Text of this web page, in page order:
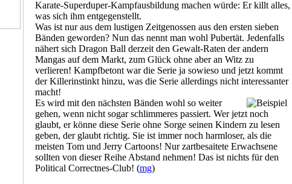
Karate-Superduper-Kampfausbildung machen würde: Er killt alles,
was sich ihm entgegenstellt.
Was ist nur aus dem lustigen Zeitgenossen aus den ersten sieben
Bänden geworden? Nun das nennt man wohl Pubertät. Jedenfalls
nähert sich Dragon Ball derzeit den Gewalt-Raten der andern
Mangas auf dem Markt, zum Glück ohne aber an Witz zu
verlieren! Kampfbetont war die Serie ja sowieso und jetzt kommt
der Killerinstinkt hinzu, was die Serie allerdings nicht interessanter
macht!
Es wird mit den nächsten Bänden wohl so weiter
gehen, wenn nicht sogar schlimmeres passiert. Wer jetzt noch
glaubt, er könne diese Serie ohne Sorge seinen Kindern zu lesen
geben, der glaubt richtig. Sie ist immer noch harmloser, als die
meisten Tom und Jerry Cartoons! Nur zartbesaitete Erwachsene
sollten von dieser Reihe Abstand nehmen! Das ist nichts für den
Political Correctnes-Club! (mg)